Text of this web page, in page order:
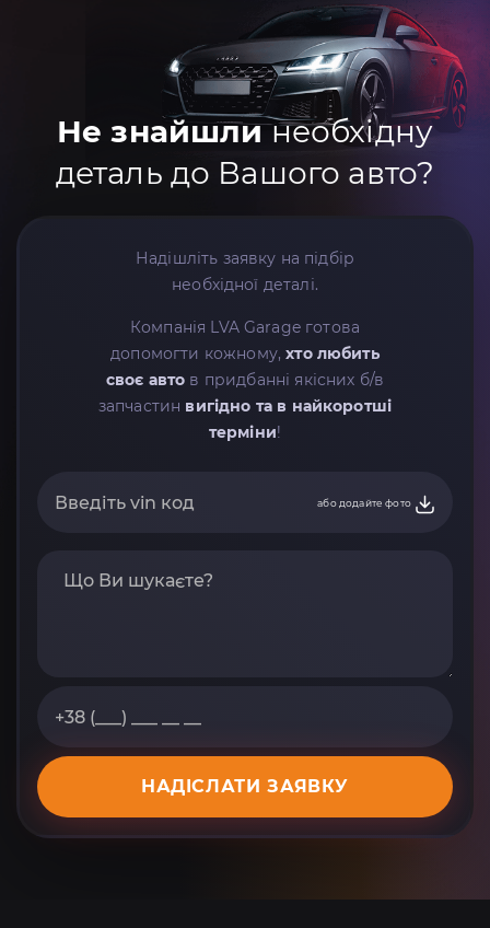
Не знайшлинеобхідну
деталь до Вашого авто?
Надішліть заявку на підбір
необхідної деталі.
Компанія LVA Garage готова
допомогти кожному,хто любить
своє авто в придбанні якісних б/в
запчастин вигідно та в найкоротші
терміни!
або додайте фото
НАДІСЛАТИ ЗАЯВКУ